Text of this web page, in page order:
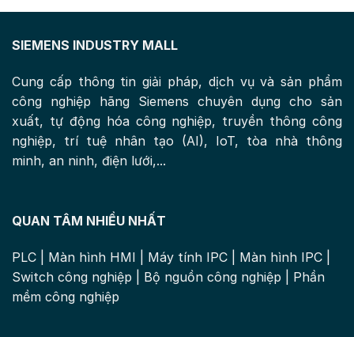
SIEMENS INDUSTRY MALL
Cung cấp thông tin giải pháp, dịch vụ và sản phẩm
công nghiệp hãng Siemens chuyên dụng cho sản
xuất, tự động hóa công nghiệp, truyền thông công
nghiệp, trí tuệ nhân tạo (AI), IoT, tòa nhà thông
minh, an ninh, điện lưới,...
QUAN TÂM NHIỀU NHẤT
PLC Màn hình HMI Máy tính IPC Màn hình IPC
Switch công nghiệp
Bộ nguồn công nghiệp
Phần
mềm công nghiệp